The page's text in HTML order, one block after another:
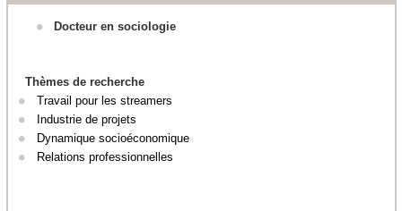
Docteur en sociologie
Thèmes de recherche
Travail pour les streamers
Industrie de projets
Dynamique socioéconomique
Relations professionnelles